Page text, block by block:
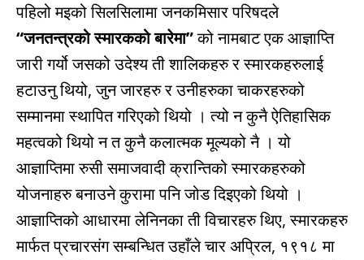
पहिलो मइको सिलसिलामा जनकमिसार परिषदले
“जनतन्त्रकोस्मारकको बारेमा”को नामबाट एक आज्ञाप्ति
जारी गर्यो जसको उदेश्य ती शालिकहरु र स्मारकहरुलाई
हटाउनु थियो, जुन जारहरु र उनीहरुका चाकरहरुको
सम्मानमा स्थापित गरिएको थियो । त्यो न कुनै ऐतिहासिक
महत्वको थियो न त कुनै कलात्मक मूल्यको नै । यो
आज्ञाप्तिमा रुसी समाजवादी क्रान्तिको स्मारकहरुको
योजनाहरु बनाउने कुरामा पनि जोड दिइएको थियो ।
आज्ञाप्तिको आधारमा लेनिनका ती विचारहरु थिए, स्मारकहरु
मार्फत प्रचारसंग सम्बन्धित उहाँले चार अप्रिल, १९१८ मा